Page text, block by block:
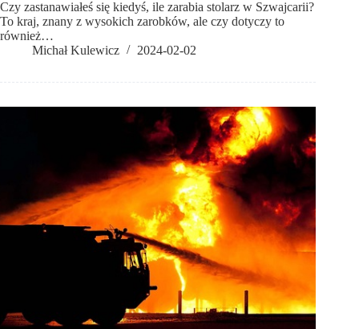
Czy zastanawiałeś się kiedyś, ile zarabia stolarz w Szwajcarii?
To kraj, znany z wysokich zarobków, ale czy dotyczy to
również…
Michał Kulewicz
2024-02-02